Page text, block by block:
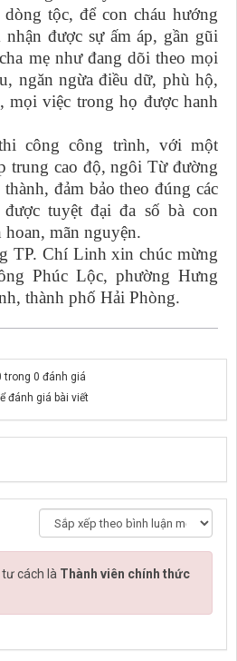
tộc, để con cháu hướng
nhận được sự ấm áp, gần gũi
mẹ như đang dõi theo mọi
ngăn ngừa điều dữ, phù hộ,
việc trong họ được hanh
công công trình, với một
trung cao độ, ngôi Từ đường
đảm bảo theo đúng các
tuyệt đại đa số bà con
mãn nguyện.
TP. Chí Linh xin chúc mừng
Phúc Lộc, phường Hưng
thành phố Hải Phòng.
trong 0 đánh giá
đánh giá bài viết
tư cách là Thành viên chính thức